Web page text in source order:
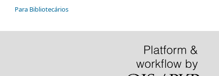
Para Bibliotecários